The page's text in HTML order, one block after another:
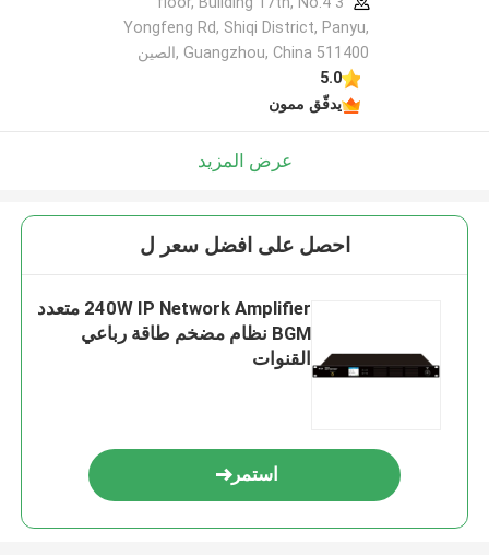
Yongfeng Rd, Shiqi District, Panyu,
Guangzhou, China 511400 ,الصين
5.0
يدقّق ممون
عرض المزيد
احصل على افضل سعر ل
240W IP Network Amplifier متعدد
BGM نظام مضخم طاقة رباعي
القنوات
استمر